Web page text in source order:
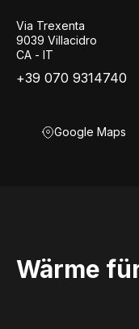
Via Trexenta
9039 Villacidro
CA - IT
+39 070 9314740
Google Maps
Wärme